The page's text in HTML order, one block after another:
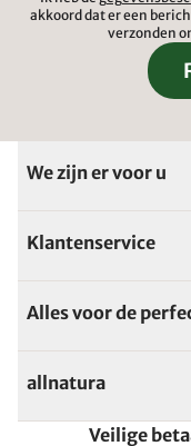
akkoord dat er een
verzonden
We zijn er voor u
Klantenservice
Alles voor de
allnatura
Veilige